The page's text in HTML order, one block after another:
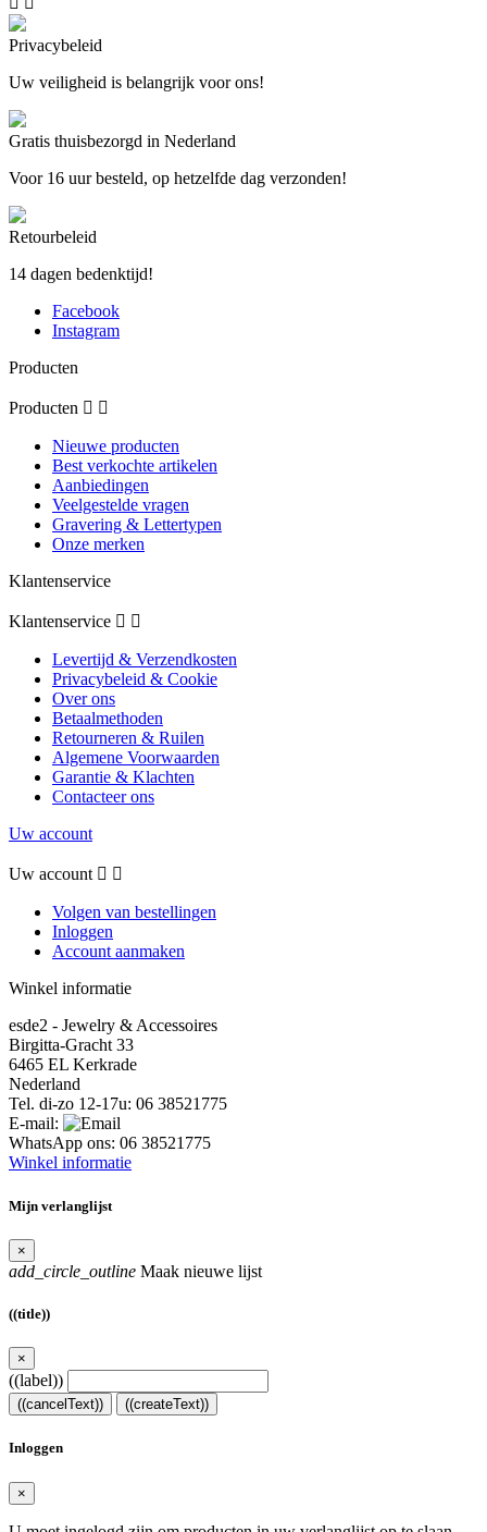
Privacybeleid
Uw veiligheid is belangrijk voor ons!
Gratis thuisbezorgd in Nederland
Voor 16 uur besteld, op hetzelfde dag verzonden!
Retourbeleid
14 dagen bedenktijd!
Facebook
Instagram
Producten
Producten  
Nieuwe producten
Best verkochte artikelen
Aanbiedingen
Veelgestelde vragen
Gravering & Lettertypen
Onze merken
Klantenservice
Klantenservice  
Levertijd & Verzendkosten
Privacybeleid & Cookie
Over ons
Betaalmethoden
Retourneren & Ruilen
Algemene Voorwaarden
Garantie & Klachten
Contacteer ons
Uw account
Uw account  
Volgen van bestellingen
Inloggen
Account aanmaken
Winkel informatie
esde2 - Jewelry & Accessoires
Birgitta-Gracht 33
6465 EL Kerkrade
Nederland
Tel. di-zo 12-17u: 06 38521775
E-mail:
WhatsApp ons: 06 38521775
Winkel informatie
Mijn verlanglijst
×
add_circle_outline Maak nieuwe lijst
((title))
×
((label))
((cancelText)) ((createText))
Inloggen
×